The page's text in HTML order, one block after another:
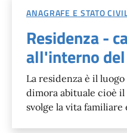
ANAGRAFE E STATO
Residenza -
all'interno
La residenza è il
dimora abituale cioè
svolge la vita familiare